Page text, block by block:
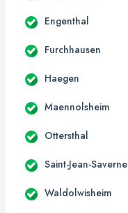
Engenthal
Furchhausen
Haegen
Maennolsheim
Ottersthal
Saint-Jean-Saverne
Waldolwisheim